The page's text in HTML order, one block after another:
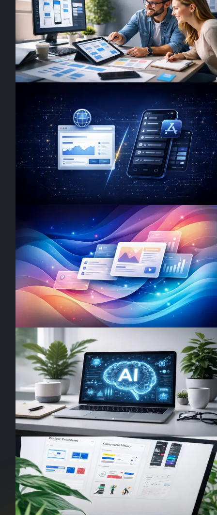
Warum digitale Produkte mehr als
Code sein müssen
88% der Nutzer kehren nach schlechter UX nicht zurück.
Erfahre, warum digitale Produkte Strategie, Design und
Emotion brauchen.
2. Februar 2026·4Min. Lesezeit
Web-App vs. Native App: Was ist
richtige Lösung für dein
Unternehmen?
Web-App oder Native App? Wir zeigen dir, welche
Technologie zu deinem Business passt – und warum
native Entwicklung oft die bessere Wahl ist.
Min. Lesezeit
Visuelles Storytelling in digitalen
Produkten: Wie Design Emotion und
Orientierung schafft
Visuelles Storytelling verwandelt digitale Produkte in
emotionale Erlebnisse. Erfahren Sie, wie Design Nutzer
führt und bindet.
2. Februar 2026·5Min. Lesezeit
Design Insights
Wie KI das UX-Design verändert –
Chancen und Grenzen
Künstliche Intelligenz revolutioniert die Art, wie wir
Produkte gestalten. Doch wo liegen die Grenzen? Ein
ehrlicher Blick auf KI-gestütztes Design.
10. Dezember 2025
Min. Lesezeit
Design Insights
Technik darf emotional sein
Warum wir digitale Produkte entwickeln, die Menschen
wirklich berühren – und wie Design dabei zur Brücke